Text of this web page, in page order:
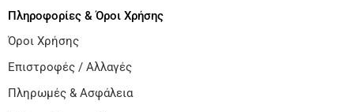
Πληροφορίες & Όροι Χρήσης
Όροι Χρήσης
Επιστροφές / Αλλαγές
Πληρωμές & Ασφάλεια